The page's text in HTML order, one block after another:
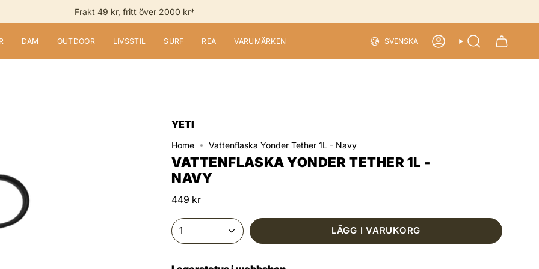
Frakt 49 kr, fritt över 2000 kr*
DAM OUTDOOR LIVSSTIL SURF REA VARUMÄRKEN SVENSKA ACCOUNTSEARCH
YETI
Home Vattenflaska Yonder Tether 1L - Navy
VATTENFLASKA YONDER TETHER 1L -
NAVY
449 kr
1 LÄGG I VARUKORG